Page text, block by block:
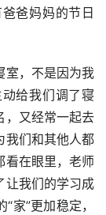
爸妈妈的节日
，不是因为我
给我们调了寝
，又经常一起去
我们和其他人都
看在眼里，老师
让我们的学习成
家”更加稳定，